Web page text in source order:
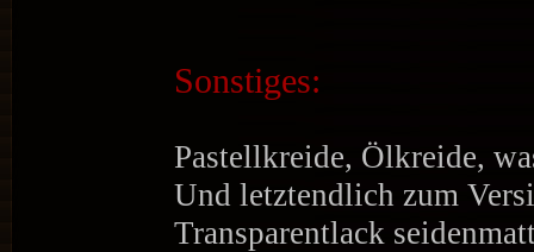
Sonstiges:
Pastellkreide, Ölkreide,
Und letztendlich zum
Transparentlack